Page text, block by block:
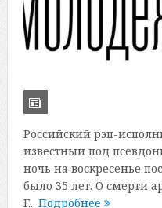
Российский рэп-
известный под
ночь на воскресенье
было 35 лет. О смерти
F... Подробнее